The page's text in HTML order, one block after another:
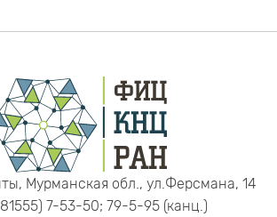
Мурманская обл., ул.Ферсмана, 14
7-53-50; 79-5-95 (канц.)